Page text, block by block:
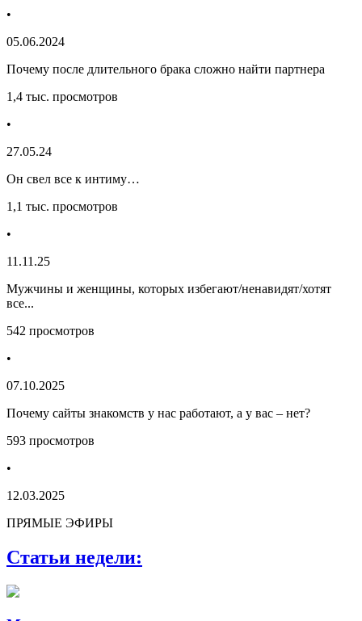
•
05.06.2024
Почему после длительного брака сложно найти партнера
1,4 тыс. просмотров
•
27.05.24
Он свел все к интиму…
1,1 тыс. просмотров
•
11.11.25
Мужчины и женщины, которых избегают/ненавидят/хотят
все...
542 просмотров
•
07.10.2025
Почему сайты знакомств у нас работают, а у вас – нет?
593 просмотров
•
12.03.2025
ПРЯМЫЕ ЭФИРЫ
Статьи недели: